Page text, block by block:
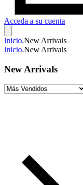
Acceda a su cuenta
Inicio.New Arrivals
Inicio.New Arrivals
New Arrivals